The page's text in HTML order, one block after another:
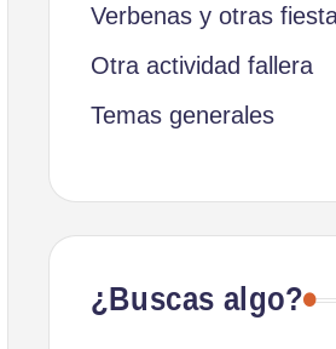
Verbenas y otras
Otra actividad fallera
Temas generales
¿Buscas algo?